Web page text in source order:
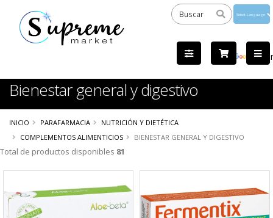
by
Bienestar general y digestivo
INICIO PARAFARMACIA
NUTRICIÓN Y DIETÉTICA
COMPLEMENTOS ALIMENTICIOS
BIENESTAR GENERAL Y DIGESTIVO
Total de productos disponibles 81